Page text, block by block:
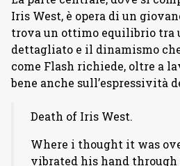
Iris West, è opera di un
trova un ottimo equilibrio tra
dettagliato e il dinamismo
come Flash richiede, oltre a
bene anche sull’espressività
Death of Iris West.
Where i thought it was
vibrated his hand through